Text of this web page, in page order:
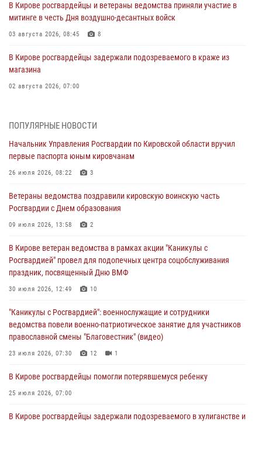
В Кирове росгвардейцы и ветераны ведомства приняли участие в
митинге в честь Дня воздушно-десантных войск
03 августа 2026, 08:45 8
В Кирове росгвардейцы задержали подозреваемого в краже из
магазина
02 августа 2026, 07:00
Российской Федерации
В Росгвардии вспоминают российских воинов, погибших в Первой
мировой войне 1914-1918 годов
В Кирове офицер Росгвардии стал победителем открытого
шахматного турнира
Директор Росгвардии Герой России генерал армии Виктор Золотов
поздравил специалистов подразделений тыла с профессиональным
праздником
ПОПУЛЯРНЫЕ НОВОСТИ
Начальник Управления Росгвардии по Кировской области вручил
первые паспорта юным кировчанам
26 июля 2026, 08:22 3
Ветераны ведомства поздравили кировскую воинскую часть
Росгвардии с Днем образования
09 июля 2026, 13:58 2
В Кирове ветеран ведомства в рамках акции "Каникулы с
Росгвардией" провел для подопечных центра соцобслуживания
праздник, посвященный Дню ВМФ
30 июля 2026, 12:49 10
"Каникулы с Росгвардией": военнослужащие и сотрудники
ведомства повели военно-патриотическое занятие для участников
православной смены "Благовестник" (видео)
23 июля 2026, 07:30 12 1
В Кирове росгвардейцы помогли потерявшемуся ребенку
25 июля 2026, 07:00
В Кирове росгвардейцы задержали подозреваемого в хулиганстве и